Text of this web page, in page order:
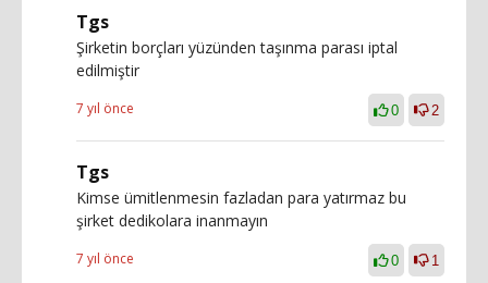
Tgs
Şirketin borçları yüzünden taşınma parası iptal
edilmiştir
7 yıl önce 0 2
Tgs
Kimse ümitlenmesin fazladan para yatırmaz bu
şirket dedikolara inanmayın
7 yıl önce 0 1